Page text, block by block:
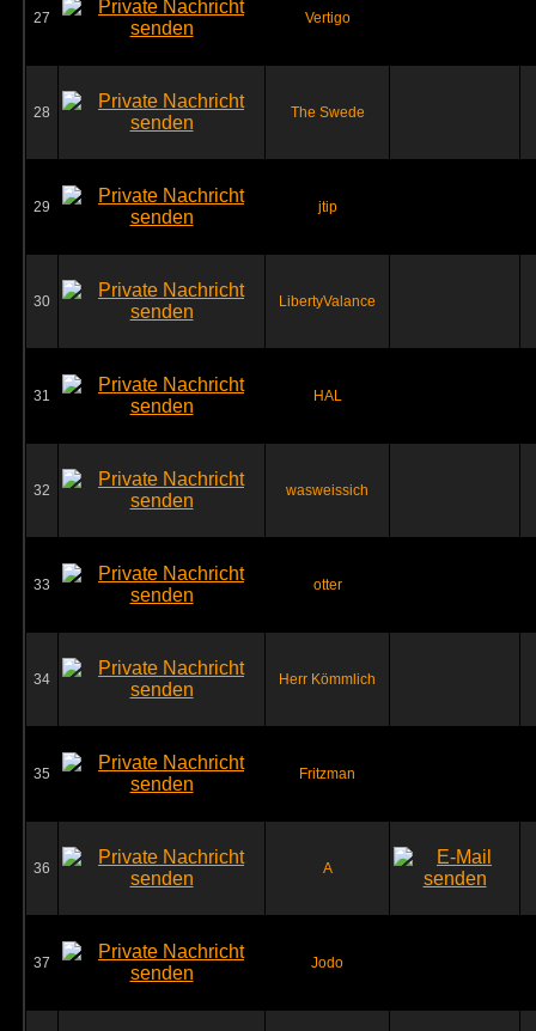
27 Vertigo
28 The Swede
29 jtip
30 LibertyValance
31 HAL
32 wasweissich
33 otter
34 Herr Kömmlich
35 Fritzman
36 A
37 Jodo